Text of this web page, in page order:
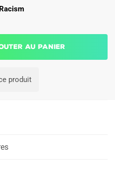
au panier
produit